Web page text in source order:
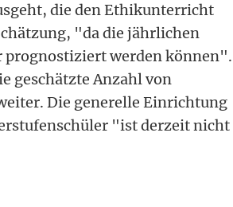
die den Ethikunterricht
"da die jährlichen
prognostiziert werden können".
geschätzte Anzahl von
Die generelle Einrichtung
"ist derzeit nicht